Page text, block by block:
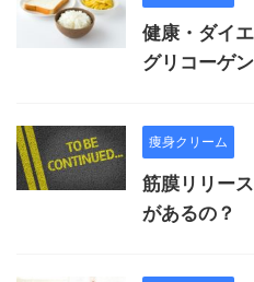
健康・ダイ
グリコーゲ
痩身クリーム
筋膜リリー
があるの？